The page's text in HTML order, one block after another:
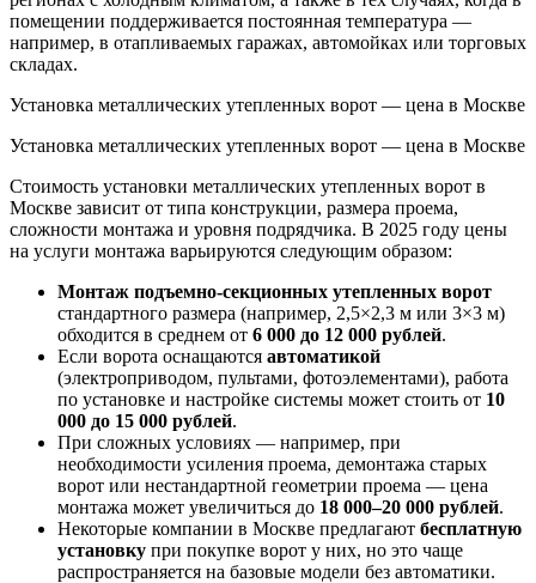
помещении поддерживается постоянная температура —
например, в отапливаемых гаражах, автомойках или торговых
складах.
Установка металлических утепленных ворот — цена в Москве
Установка металлических утепленных ворот — цена в Москве
Стоимость установки металлических утепленных ворот в
Москве зависит от типа конструкции, размера проема,
сложности монтажа и уровня подрядчика. В 2025 году цены
на услуги монтажа варьируются следующим образом:
Монтаж подъемно-секционных утепленных ворот
стандартного размера (например, 2,5×2,3 м или 3×3 м)
обходится в среднем от 6 000 до 12 000 рублей.
Если ворота оснащаются автоматикой
(электроприводом, пультами, фотоэлементами), работа
по установке и настройке системы может стоить от 10
000 до 15 000 рублей.
При сложных условиях — например, при
необходимости усиления проема, демонтажа старых
ворот или нестандартной геометрии проема — цена
монтажа может увеличиться до 18 000–20 000 рублей.
Некоторые компании в Москве предлагают бесплатную
установку при покупке ворот у них, но это чаще
распространяется на базовые модели без автоматики.